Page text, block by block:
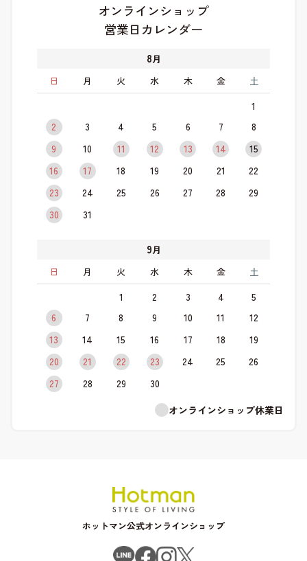
オンラインショップ
営業日カレンダー
8月
日
月 火 水 木 金 土
1
2
3 4 5 6 7
8
9
10 11 12 13 14
15
16
17 18 19 20 21
22
23
24 25 26 27 28
29
30
31
9月
日
月 火 水 木 金 土
1 2 3 4
5
6
7 8 9 10 11
12
13
14 15 16 17 18
19
20
21 22 23 24 25
26
27
28 29
30
オンラインショップ休業日
ホットマン公式オンラインショップ